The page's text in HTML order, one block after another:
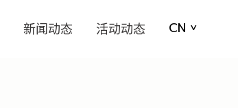
新闻动态 活动动态 CN